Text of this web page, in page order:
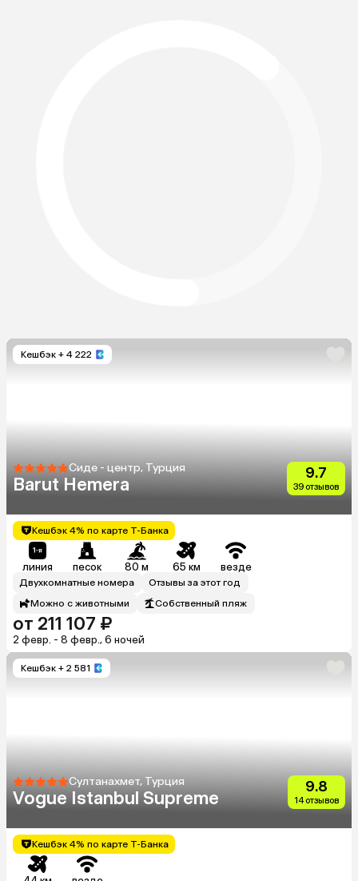
Кешбэк + 4 222
Сиде - центр, Турция
Barut Hemera
9.7
39 отзывов
Кешбэк 4% по карте Т-Банка
линия песок 80 м 65 км везде
Двухкомнатные номера
Отзывы за этот год
Можно с животными
Собственный пляж
от 211 107 ₽
2 февр. - 8 февр., 6 ночей
Кешбэк + 2 581
Султанахмет, Турция
Vogue Istanbul Supreme
9.8
14 отзывов
Кешбэк 4% по карте Т-Банка